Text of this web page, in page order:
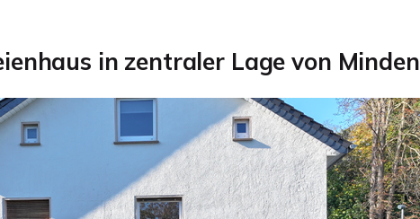
in zentraler Lage von Minden